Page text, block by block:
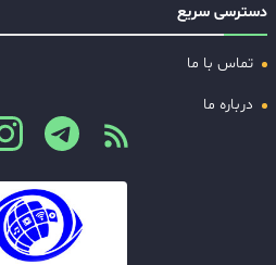
دسترسی سریع
تماس با ما
درباره ما